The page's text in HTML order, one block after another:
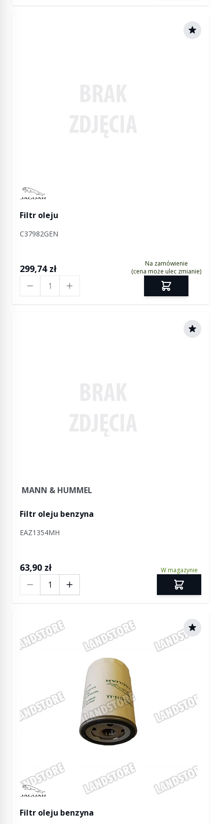
Manufactured by Jaguar
Filtr oleju
C37982GEN
299,74 zł
Na zamówienie
(cena może ulec zmianie)
MANN & HUMMEL
Filtr oleju benzyna
EAZ1354MH
63,90 zł W magazynie
Manufactured by Jaguar
Filtr oleju benzyna